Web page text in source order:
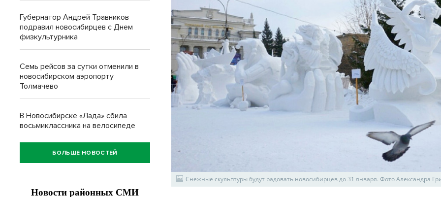
Снежные скульптуры будут радовать новосибирцев до 31 января. Фото Александра
Губернатор Андрей Травников
подравил новосибирцев с Днем
физкультурника
Семь рейсов за сутки отменили в
новосибирском аэропорту
Толмачево
В Новосибирске «Лада» сбила
восьмиклассника на велосипеде
БОЛЬШЕ НОВОСТЕЙ